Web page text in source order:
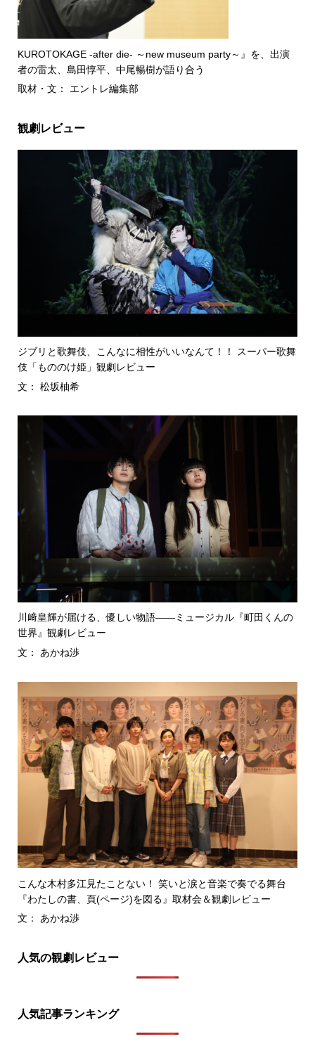
KUROTOKAGE -after die- ～new museum party～』を、出演
者の雷太、島田惇平、中尾暢樹が語り合う
取材・文： エントレ編集部
観劇レビュー
ジブリと歌舞伎、こんなに相性がいいなんて！！ スーパー歌舞
伎「もののけ姫」観劇レビュー
文： 松坂柚希
川﨑皇輝が届ける、優しい物語――ミュージカル『町田くんの
世界』観劇レビュー
文： あかね渉
こんな木村多江見たことない！ 笑いと涙と音楽で奏でる舞台
『わたしの書、頁(ページ)を図る』取材会＆観劇レビュー
文： あかね渉
人気の観劇レビュー
人気記事ランキング